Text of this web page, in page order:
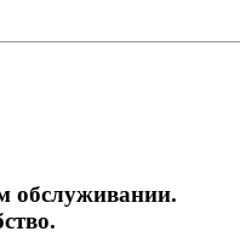
обслуживании.